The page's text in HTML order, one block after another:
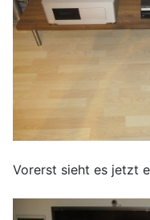
Vorerst sieht es jetzt